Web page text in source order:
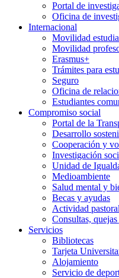
Portal de
Oficina de
Internacional
Movilidad
Movilidad
Erasmus+
Trámites para
Seguro
Oficina de
Estudiantes
Compromiso social
Portal de la
Desarrollo
Cooperación y
Investigación
Unidad de
Medioambiente
Salud mental y
Becas y ayudas
Actividad pastoral
Consultas,
Servicios
Bibliotecas
Tarjeta
Alojamiento
Servicio de